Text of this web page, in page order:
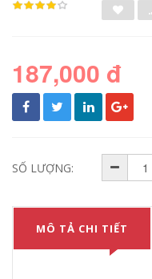
187,000 đ
SỐ LƯỢNG:
MÔ TẢ CHI TIẾT